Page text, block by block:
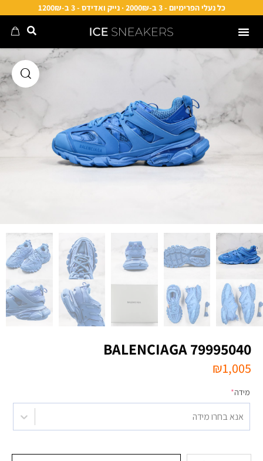
כל נעלי הפרימיום - 3 ב-2000₪ · נייק ואדידס - 3 ב-1200₪
BALENCIAGA 79995040
₪1,005
מידה*
אנא בחרו מידה